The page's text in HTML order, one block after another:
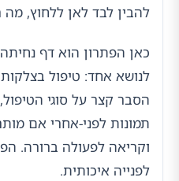
להבין לבד לאן ללחוץ, מה
כאן הפתרון הוא דף
לנושא אחד: טיפול
הסבר קצר על סוגי
תמונות לפני-אחרי אם
וקריאה לפעולה ברורה.
לפנייה איכותית.